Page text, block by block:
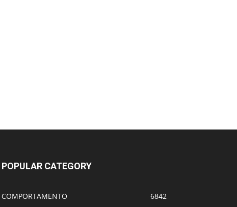
POPULAR CATEGORY
COMPORTAMENTO
6842